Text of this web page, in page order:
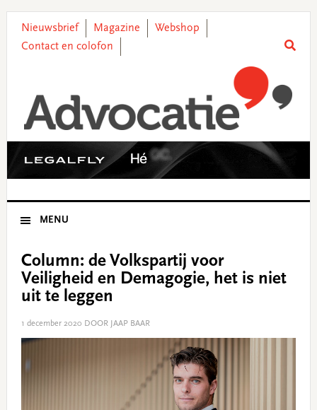
primary
main
primary
footer
Nieuwsbrief Magazine
Webshop
Contact en colofon
MENU
Column: de Volkspartij voor
Veiligheid en Demagogie, het is niet
uit te leggen
1 december 2020 DOOR JAAP BAAR